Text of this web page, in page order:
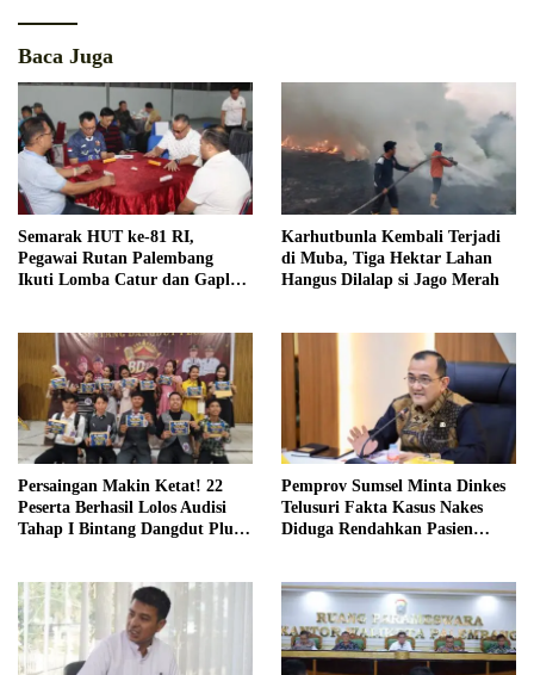
Baca Juga
Semarak HUT ke-81 RI,
Pegawai Rutan Palembang
Ikuti Lomba Catur dan Gaple
Karhutbunla Kembali Terjadi
di Muba, Tiga Hektar Lahan
Hangus Dilalap si Jago Merah
Persaingan Makin Ketat! 22
Peserta Berhasil Lolos Audisi
Tahap I Bintang Dangdut Plus
Pemprov Sumsel Minta Dinkes
Telusuri Fakta Kasus Nakes
Diduga Rendahkan Pasien